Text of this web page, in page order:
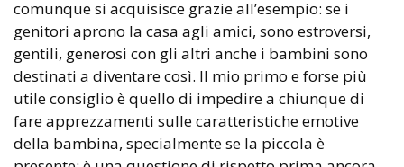
comunque si acquisisce grazie all’esempio: se i
genitori aprono la casa agli amici, sono estroversi,
gentili, generosi con gli altri anche i bambini sono
destinati a diventare così. Il mio primo e forse più
utile consiglio è quello di impedire a chiunque di
fare apprezzamenti sulle caratteristiche emotive
della bambina, specialmente se la piccola è